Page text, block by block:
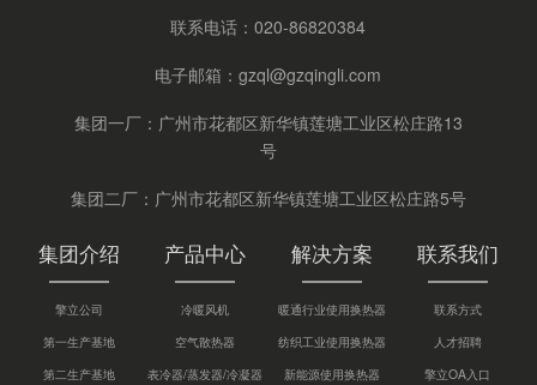
联系电话：020-86820384
电子邮箱：gzql@gzqingli.com
集团一厂：广州市花都区新华镇莲塘工业区松庄路13
号
集团二厂：广州市花都区新华镇莲塘工业区松庄路5号
集团介绍
擎立公司
第一生产基地
第二生产基地
产品中心
冷暖风机
空气散热器
表冷器/蒸发器/冷凝器
解决方案
暖通行业使用换热器
纺织工业使用换热器
新能源使用换热器
联系我们
联系方式
人才招聘
擎立OA入口